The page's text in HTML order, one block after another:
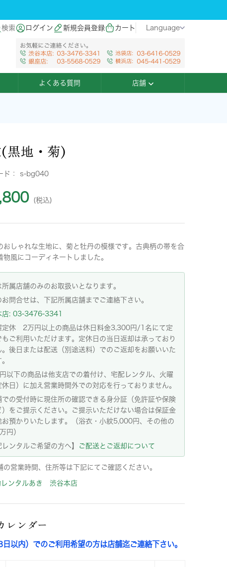
検索 ログイン 新規会員登録 カート Language
よくある質問 店舗
黒地・菊)
ド： s-bg040
(税込)
おしゃれな生地に、菊と牡丹の模様です。古典柄の帯を合
物風にコーディネートしました。
所属店舗のみのお取扱いとなります。
お問合せは、下記所属店舗までご連絡下さい。
店: 03-3476-3341
休 2万円以上の商品は休日料金3,300円/1名にて定
もご利用いただけます。定休日の当日返却は承っており
。後日または配送（別途送料）でのご返却をお願いいた
以下の商品は他支店での着付け、宅配レンタル、火曜
休日）に加え営業時間外での対応を行っておりません。
の受付時に現住所の確認できる身分証（免許証や保険
）をご提示ください。ご提示いただけない場合は保証金
お預かりいたします。（浴衣・小紋5,000円、その他の
円）
レンタルご希望の方へ】
ご配送とご返却について
の営業時間、住所等は下記にてご確認ください。
レンタルあき 渋谷本店
レンダー
日以内）でのご利用希望の方は店舗迄ご連絡下さい。